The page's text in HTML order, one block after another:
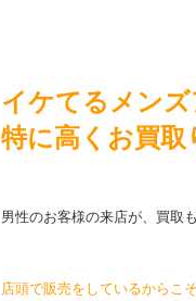
イケてるメン
特に高くお買
男性のお客様の来店が、買取
店頭で販売をしているからこ